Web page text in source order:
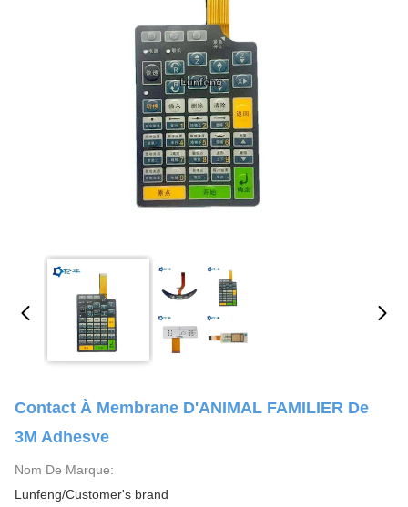
Contact À Membrane D'ANIMAL FAMILIER De
3M Adhesve
Nom De Marque:
Lunfeng/Customer's brand